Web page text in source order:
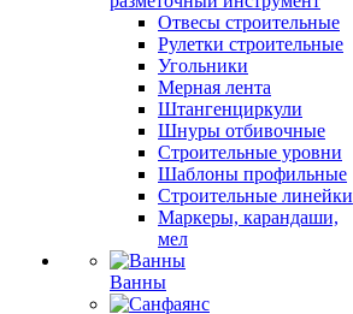
Отвесы строительные
Рулетки строительные
Угольники
Мерная лента
Штангенциркули
Шнуры отбивочные
Строительные уровни
Шаблоны профильные
Строительные линейки
Маркеры, карандаши,
мел
Ванны